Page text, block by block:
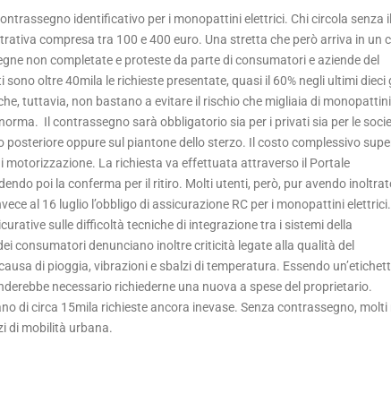
identificativo per i monopattini elettrici. Chi circola senza il
compresa tra 100 e 400 euro. Una stretta che però arriva in un
non completate e proteste da parte di consumatori e aziende del
oltre 40mila le richieste presentate, quasi il 60% negli ultimi dieci
tuttavia, non bastano a evitare il rischio che migliaia di monopattini
Il contrassegno sarà obbligatorio sia per i privati sia per le
oppure sul piantone dello sterzo. Il costo complessivo
La richiesta va effettuata attraverso il Portale
poi la conferma per il ritiro. Molti utenti, però, pur avendo
al 16 luglio l’obbligo di assicurazione RC per i monopattini elettrici.
sulle difficoltà tecniche di integrazione tra i sistemi della
consumatori denunciano inoltre criticità legate alla qualità del
di pioggia, vibrazioni e sbalzi di temperatura. Essendo
necessario richiederne una nuova a spese del proprietario.
di circa 15mila richieste ancora inevase. Senza contrassegno, molti
di mobilità urbana.